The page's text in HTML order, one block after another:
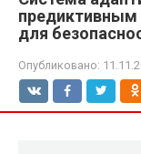
предиктивным
для
Опубликовано: